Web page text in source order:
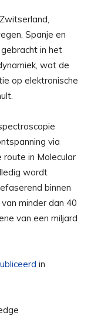
Spanje en
in het
wat de
op elektronische
via
route in Molecular
wordt
binnen
minder dan 40
van een miljard
in